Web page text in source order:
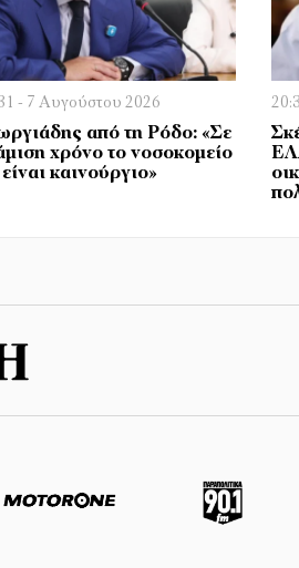
- 7 Αυγούστου 2026
από τη Ρόδο: «Σε
χρόνο το νοσοκομείο
καινούργιο»